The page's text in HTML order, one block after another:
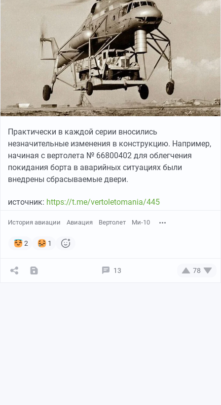
Практически в каждой серии вносились
незначительные изменения в конструкцию. Например,
начиная с вертолета № 66800402 для облегчения
покидания борта в аварийных ситуациях были
внедрены сбрасываемые двери.
источник: https://t.me/vertoletomania/445
История авиации Авиация Вертолет Ми-10
2 1
13 78